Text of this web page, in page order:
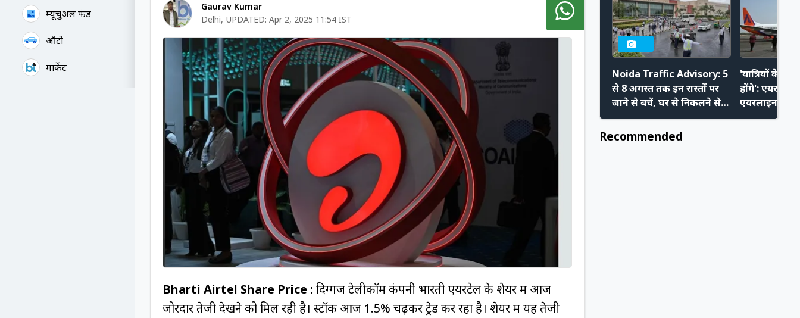
म्यूचु्अल फंड
ऑटो
मार्केट
Gaurav Kumar
Delhi, UPDATED: Apr 2, 2025 11:54 IST
Bharti Airtel Share Price : दिग्गज टेलीकॉम कंपनी भारती एयरटेल के शेयर में आज
जोरदार तेजी देखने को मिल रही है। स्टॉक आज 1.5% चढ़कर ट्रेड कर रहा है। शेयर में यह तेजी
Noida Traffic Advisory: 5
से 8 अगस्त तक इन रास्तों पर
जाने से बचें, घर से निकलने से
पहले चेक करें ट्रैफिक
एडवाइजरी
'यात्रियों के
होंगे': एयरपोर्ट
एयरलाइन
बोले Akasa
Recommended